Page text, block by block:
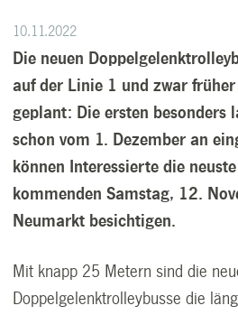
10.11.2022
Die neuen
auf der Linie 1 und zwar
geplant: Die ersten besonders
schon vom 1. Dezember an
können Interessierte die
kommenden Samstag, 12.
Neumarkt besichtigen.
Mit knapp 25 Metern sind die
Doppelgelenktrolleybusse die